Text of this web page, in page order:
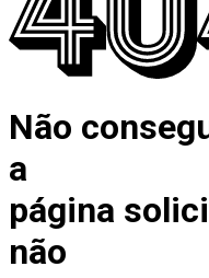
Não
a
página
não